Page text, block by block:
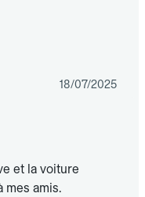
18/07/2025
et la voiture
mes amis.